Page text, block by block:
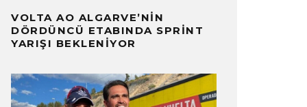
VOLTA AO ALGARVE’NIN
DÖRDÜNCÜ ETABINDA SPRINT
YARIŞI BEKLENIYOR